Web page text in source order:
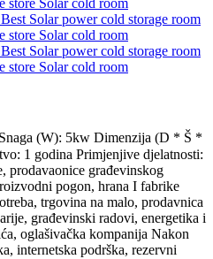
(W): 5kw Dimenzija (D * Š *
1 godina Primjenjive djelatnosti:
prodavaonice građevinskog
pogon, hrana I fabrike
trgovina na malo, prodavnica
građevinski radovi, energetika i
oglašivačka kompanija Nakon
internetska podrška, rezervni